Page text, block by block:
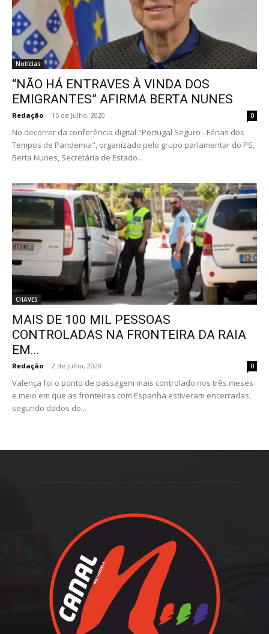
Notícias
“NÃO HÁ ENTRAVES À VINDA DOS
EMIGRANTES” AFIRMA BERTA NUNES
Redação - 15 de Julho, 2020 0
No decorrer da conferência digital "Portugal Seguro - Férias dos
Tempos de Pandemia", organizado pelo grupo parlamentar do PS,
Berta Nunes, Secretária de Estado...
CHAVES
MAIS DE 100 MIL PESSOAS
CONTROLADAS NA FRONTEIRA DA RAIA
EM...
Redação - 2 de Julho, 2020 0
Valença foi o ponto de passagem mais controlado nos três meses
e meio em que as fronteiras com Espanha estiveram encerradas,
segundo dados do...